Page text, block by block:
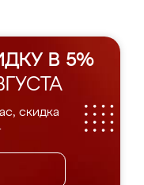
В 5%
скидка